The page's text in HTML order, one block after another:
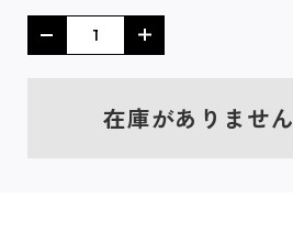
在庫がありません